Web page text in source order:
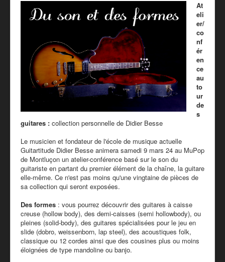
At
eli
er/
co
nf
ér
en
ce
au
to
ur
de
s
guitares : collection personnelle de Didier Besse
Le musicien et fondateur de l'école de musique actuelle
Guitartitude Didier Besse animera samedi 9 mars 24 au MuPop
de Montluçon un atelier-conférence basé sur le son du
guitariste en partant du premier élément de la chaîne, la guitare
elle-même. Ce n'est pas moins qu'une vingtaine de pièces de
sa collection qui seront exposées.
Des formes : vous pourrez découvrir des guitares à caisse
creuse (hollow body), des demi-caisses (semi hollowbody), ou
pleines (solid-body), des guitares spécialisées pour le jeu en
slide (dobro, weissenborn, lap steel), des acoustiques folk,
classique ou 12 cordes ainsi que des cousines plus ou moins
éloignées de type mandoline ou banjo.